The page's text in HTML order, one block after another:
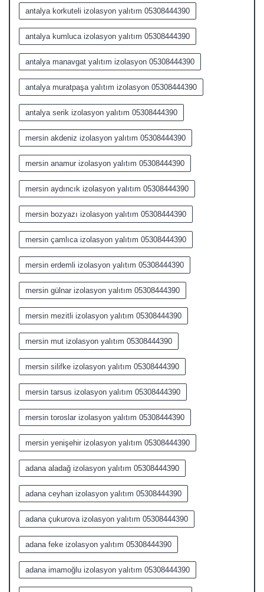
antalya korkuteli izolasyon yalıtım 05308444390
antalya kumluca izolasyon yalıtım 05308444390
antalya manavgat yalıtım izolasyon 05308444390
antalya muratpaşa yalıtım izolasyon 05308444390
antalya serik izolasyon yalıtım 05308444390
mersin akdeniz izolasyon yalıtım 05308444390
mersin anamur izolasyon yalıtım 05308444390
mersin aydıncık izolasyon yalıtım 05308444390
mersin bozyazı izolasyon yalıtım 05308444390
mersin çamlıca izolasyon yalıtım 05308444390
mersin erdemli izolasyon yalıtım 05308444390
mersin gülnar izolasyon yalıtım 05308444390
mersin mezitli izolasyon yalıtım 05308444390
mersin mut izolasyon yalıtım 05308444390
mersin silifke izolasyon yalıtım 05308444390
mersin tarsus izolasyon yalıtım 05308444390
mersin toroslar izolasyon yalıtım 05308444390
mersin yenişehir izolasyon yalıtım 05308444390
adana aladağ izolasyon yalıtım 05308444390
adana ceyhan izolasyon yalıtım 05308444390
adana çukurova izolasyon yalıtım 05308444390
adana feke izolasyon yalıtım 05308444390
adana imamoğlu izolasyon yalıtım 05308444390